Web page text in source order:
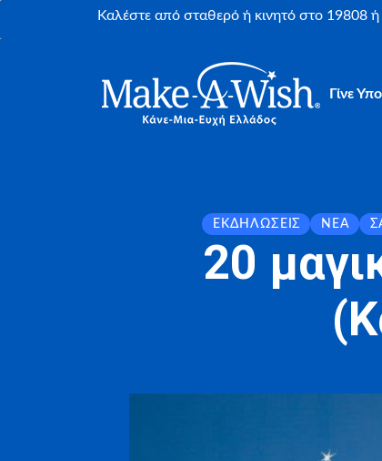
Καλέστε από σταθερό ή κινητό στο 19808
Γίνε
ΕΚΔΗΛΏΣΕΙΣ ΝΈΑ
20